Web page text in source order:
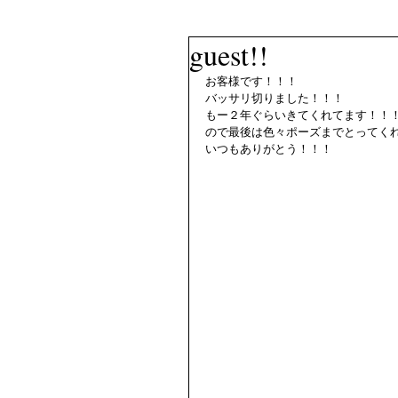
guest!!
お客様です！！！
バッサリ切りました！！！
もー２年ぐらいきてくれてます！！！
ので最後は色々ポーズまでとってく
いつもありがとう！！！